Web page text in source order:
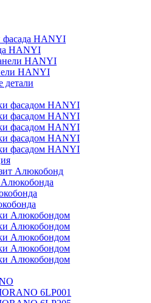
фасада HANYI
HANYI
HANYI
HANYI
детали
фасадом HANYI
фасадом HANYI
фасадом HANYI
фасадом HANYI
фасадом HANYI
Алюкобонд
Алюкобондом
Алюкобондом
Алюкобондом
Алюкобондом
Алюкобондом
6LP001